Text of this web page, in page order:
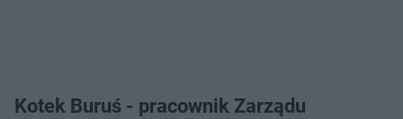
Kotek Buruś - pracownik Zarządu